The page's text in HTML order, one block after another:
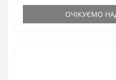
ОЧІКУЄМО